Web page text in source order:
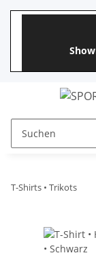
T-Shirts • Trikots